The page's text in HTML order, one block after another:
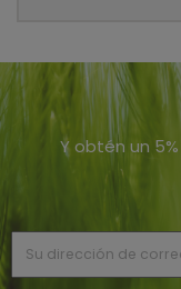
Y obtén un